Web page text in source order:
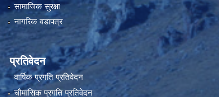
सामाजिक सुरक्षा
नागरिक वडापत्र
प्रतिवेदन
वार्षिक प्रगति प्रतिवेदन
चौमासिक प्रगति प्रतिवेदन